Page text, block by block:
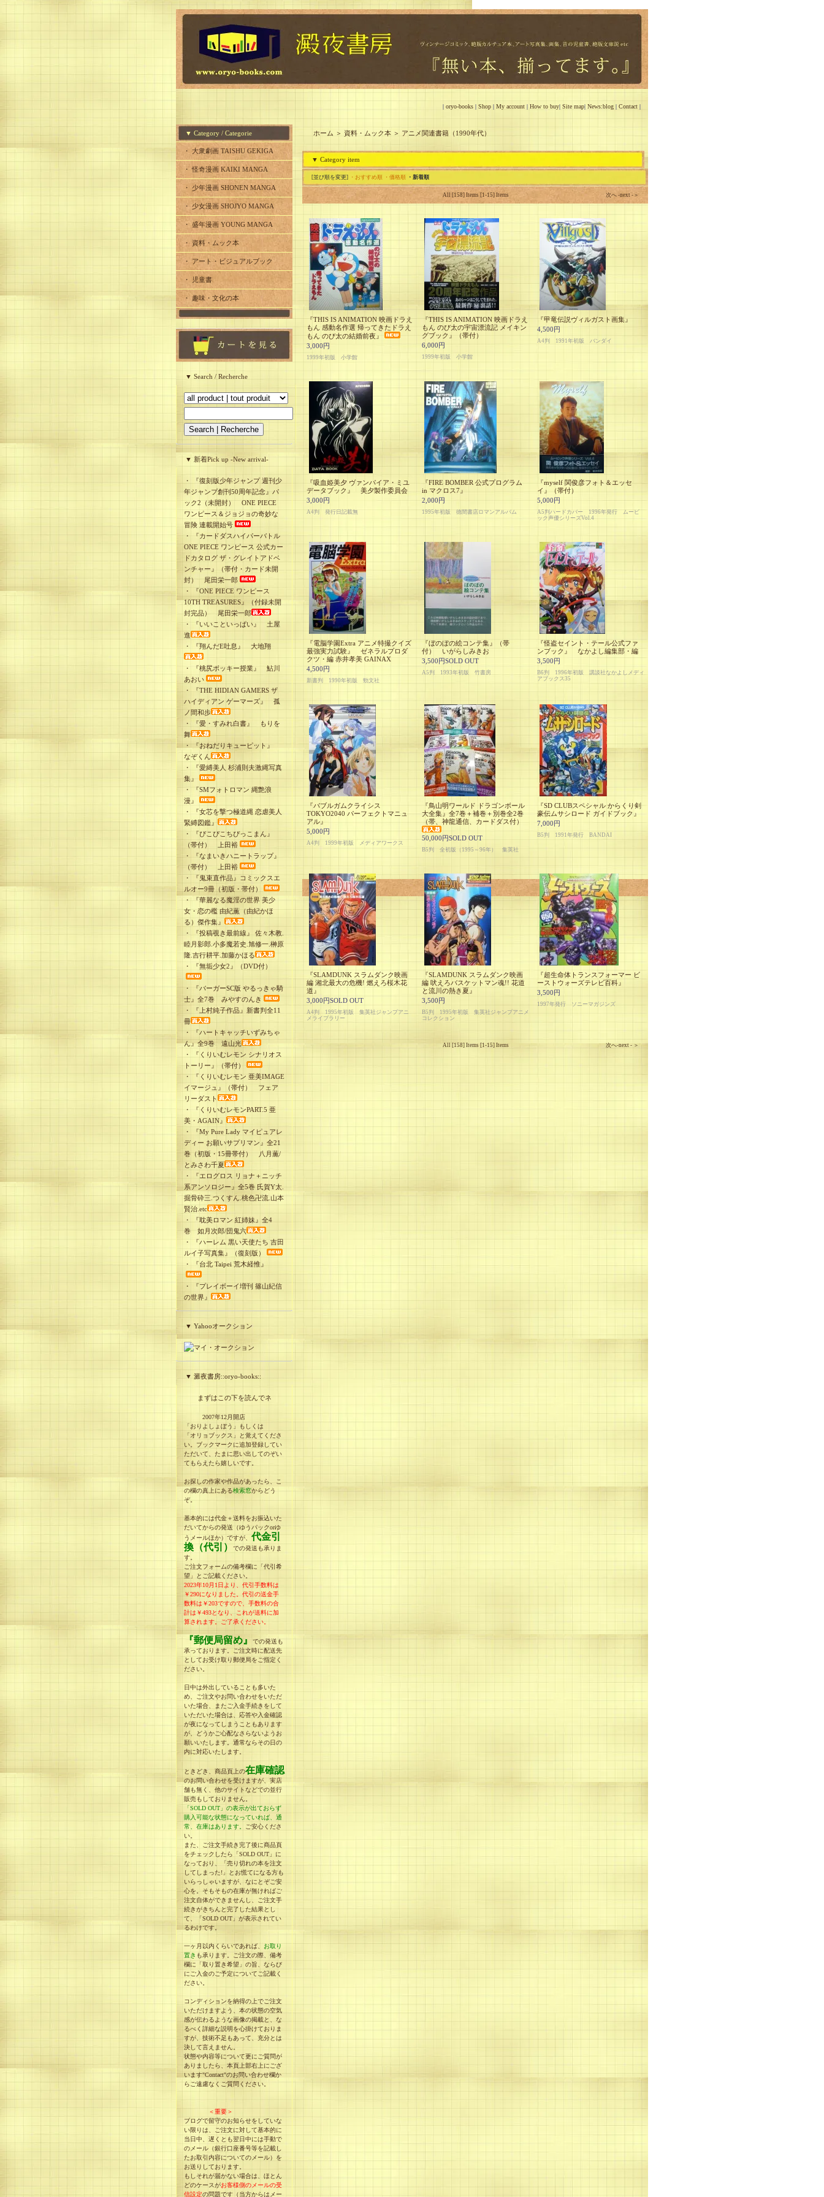
| oryo-books | Shop | My account | How to buy| Site map| News:blog | Contact |
▼ Category / Categorie
・ 大衆劇画 TAISHU GEKIGA
・ 怪奇漫画 KAIKI MANGA
・ 少年漫画 SHONEN MANGA
・ 少女漫画 SHOJYO MANGA
・ 盛年漫画 YOUNG MANGA
・ 資料・ムック本
・ アート・ビジュアルブック
・ 児童書
・ 趣味・文化の本
▼ Search / Recherche
▼ 新着Pick up -New arrival-
・
『復刻版少年ジャンプ 週刊少
年ジャンプ創刊50周年記念』パ
ック2（未開封） ONE PIECE
ワンピース＆ジョジョの奇妙な
冒険 連載開始号
・
『カードダスハイパーバトル
ONE PIECE ワンピース 公式カー
ドカタログ ザ・グレイトアドベ
ンチャー』（帯付・カード未開
封） 尾田栄一郎
・
『ONE PIECE ワンピース
10TH TREASURES』（付録未開
封完品） 尾田栄一郎
・
『いいこといっぱい』 土屋
進
・
『翔んだE吐息』 大地翔
・
『桃尻ボッキー授業』 鮎川
あおい
・
『THE HIDIAN GAMERS ザ
ハイディアン ゲーマーズ』 孤
ノ間和歩
・
『愛・すみれ白書』 もりを
舞
・
『おねだりキューピット』
なぞくん
・
『愛縛美人 杉浦則夫激縄写真
集』
・
『SMフォトロマン 縄艶浪
漫』
・
『女芯を撃つ極道縄 恋虐美人
緊縛図鑑』
・
『ぴこぴこちぴっこまん』
（帯付） 上田裕
・
『なまいきハニートラップ』
（帯付） 上田裕
・
『鬼束直作品』コミックスエ
ルオー9冊（初版・帯付）
・
『華麗なる魔淫の世界 美少
女・恋の檻 由紀薫（由紀かほ
る）傑作集』
・
『投稿覗き最前線』 佐々木教.
睦月影郎.小多魔若史.旭修一.榊原
隆.吉行耕平.加藤かほる
・
『無垢少女2』（DVD付）
・
『バーガーSC版 やるっきゃ騎
士』全7巻 みやすのんき
・
『上村純子作品』新書判全11
冊
・
『ハートキャッチいずみちゃ
ん』全9巻 遠山光
・
『くりいむレモン シナリオス
トーリー』（帯付）
・
『くりいむレモン 亜美IMAGE
イマージュ』（帯付） フェア
リーダスト
・
『くりいむレモンPART.5 亜
美・AGAIN』
・
『My Pure Lady マイピュアレ
ディー お願いサプリマン』全21
巻（初版・15冊帯付） 八月薫/
とみさわ千夏
・
『エログロス リョナ＋ニッチ
系アンソロジー』全5巻 氏賀Y太.
掘骨砕三.つくすん.桃色卍流.山本
賢治.etc
・
『耽美ロマン 紅姉妹』全4
巻 如月次郎/団鬼六
・
『ハーレム 黒い天使たち 吉田
ルイ子写真集』（復刻版）
・
『台北 Taipei 荒木経惟』
・
『プレイボーイ増刊 篠山紀信
の世界』
▼ Yahooオークション
▼ 澱夜書房::oryo-books::
まずはこの下を読んでネ
2007年12月開店
「おりよしょぼう」もしくは
「オリョブックス」と覚えてくださ
い。ブックマークに追加登録してい
ただいて、たまに思い出してのぞい
てもらえたら嬉しいです。
お探しの作家や作品があったら、こ
の欄の真上にある検索窓からどう
ぞ。
基本的には代金＋送料をお振込いた
だいてからの発送（ゆうパックorゆ
うメールほか）ですが、代金引
換（代引）
での発送も承りま
す。
ご注文フォームの備考欄に「代引希
望」とご記載ください。
2023年10月1日より、代引手数料は
￥290になりました。 代引の送金手
数料は￥203ですので、手数料の合
計は ￥493となり、これが送料に加
算されます。
ご了承ください。
『郵便局留め』
での発送も
承っております。ご注文時に配送先
としてお受け取り郵便局をご指定く
ださい。
日中は外出していることも多いた
め、ご注文やお問い合わせをいただ
いた場合、またご入金手続きをして
いただいた場合は、応答や入金確認
が夜になってしまうこともあります
が、どうかご心配なさらないようお
願いいたします。通常ならその日の
内に対応いたします。
ときどき、商品頁上の在庫確認
のお問い合わせを受けますが、実店
舗も無く、他のサイトなどでの並行
販売もしておりません。
「SOLD OUT」の表示が出ておらず
購入可能な状態になっていれば、通
常、在庫はあります。
ご安心くださ
い。
また、ご注文手続き完了後に商品頁
をチェックしたら「SOLD OUT」に
なっており、「売り切れの本を注文
してしまった!」とお慌てになる方も
いらっしゃいますが、なにとぞご安
心を。そもそもの在庫が無ければご
注文自体ができませんし、ご注文手
続きがきちんと完了した結果とし
て、「SOLD OUT」が表示されてい
るわけです。
一ヶ月以内くらいであれば、 お取り
置き も承ります。ご注文の際、備考
欄に「取り置き希望」の旨、ならび
にご入金のご予定についてご記載く
ださい。
コンディションを納得の上でご注文
いただけますよう、本の状態の空気
感が伝わるような画像の掲載と、な
るべく詳細な説明を心掛けておりま
すが、技術不足もあって、充分とは
決して言えません。
状態や内容等について更にご質問が
ありましたら、本頁上部右上にござ
います"Contact"のお問い合わせ欄か
らご遠慮なくご質問ください。
＜重要＞
ブログで留守のお知らせをしていな
い限りは、ご注文に対して基本的に
当日中、遅くとも翌日中には手動で
のメール（銀行口座番号等を記載し
たお取引内容についてのメール）を
お送りしております。
もしそれが届かない場合は、ほとん
どのケースがお客様側のメールの受
信設定の問題です（当方からはメー
ホーム ＞ 資料・ムック本 ＞ アニメ関連書籍（1990年代）
▼ Category item
[並び順を変更] ・おすすめ順 ・価格順 ・新着順
All [158] Items [1-15] Items 次へ -next -＞
『THIS IS ANIMATION 映画ドラえ
もん 感動名作選 帰ってきたドラえ
もん のび太の結婚前夜』
3,000円
1999年初版 小学館
『THIS IS ANIMATION 映画ドラえ
もん のび太の宇宙漂流記 メイキン
グブック』（帯付）
6,000円
1999年初版 小学館
『甲竜伝説ヴィルガスト画集』
4,500円
A4判 1991年初版 バンダイ
『吸血姫美夕 ヴァンパイア・ミユ
データブック』 美夕製作委員会
3,000円
A4判 発行日記載無
『FIRE BOMBER 公式プログラム
in マクロス7』
2,000円
1995年初版 徳間書店ロマンアルバム
『myself 関俊彦フォト＆エッセ
イ』（帯付）
5,000円
A5判ハードカバー 1996年発行 ムービ
ック声優シリーズVol.4
『電脳学園Extra アニメ特撮クイズ
最強実力試験』 ゼネラルプロダ
クツ・編 赤井孝美 GAINAX
4,500円
新書判 1990年初版 勁文社
『ぼのぼの絵コンテ集』（帯
付） いがらしみきお
3,500円SOLD OUT
A5判 1993年初版 竹書房
『怪盗セイント・テール公式ファ
ンブック』 なかよし編集部・編
3,500円
B6判 1996年初版 講談社なかよしメディ
アブックス35
『バブルガムクライシス
TOKYO2040 パーフェクトマニュ
アル』
5,000円
A4判 1999年初版 メディアワークス
『鳥山明ワールド ドラゴンボール
大全集』全7巻＋補巻＋別巻全2巻
（帯、神龍通信、カードダス付）
50,000円SOLD OUT
B5判 全初版（1995～96年） 集英社
『SD CLUBスペシャル からくり剣
豪伝ムサシロード ガイドブック』
7,000円
B5判 1991年発行 BANDAI
『SLAMDUNK スラムダンク映画
編 湘北最大の危機! 燃えろ桜木花
道』
3,000円SOLD OUT
A4判 1995年初版 集英社ジャンプアニ
メライブラリー
『SLAMDUNK スラムダンク映画
編 吠えろバスケットマン魂!! 花道
と流川の熱き夏』
3,500円
B5判 1995年初版 集英社ジャンプアニメ
コレクション
『超生命体トランスフォーマー ビ
ーストウォーズテレビ百科』
3,500円
1997年発行 ソニーマガジンズ
All [158] Items [1-15] Items 次へ-next - ＞